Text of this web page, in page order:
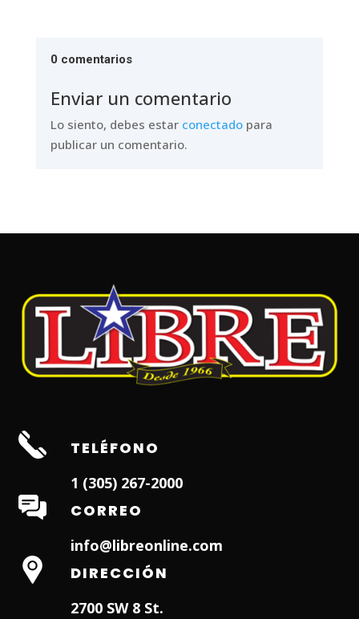
0 comentarios
Enviar un comentario
Lo siento, debes estar conectadopara
publicar un comentario.
TELÉFONO
1 (305) 267-2000
CORREO
info@libreonline.com
DIRECCIÓN
2700 SW 8 St.